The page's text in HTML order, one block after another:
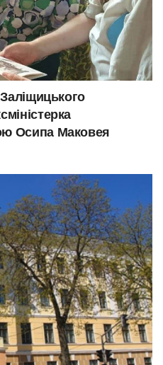
Осипа Маковея